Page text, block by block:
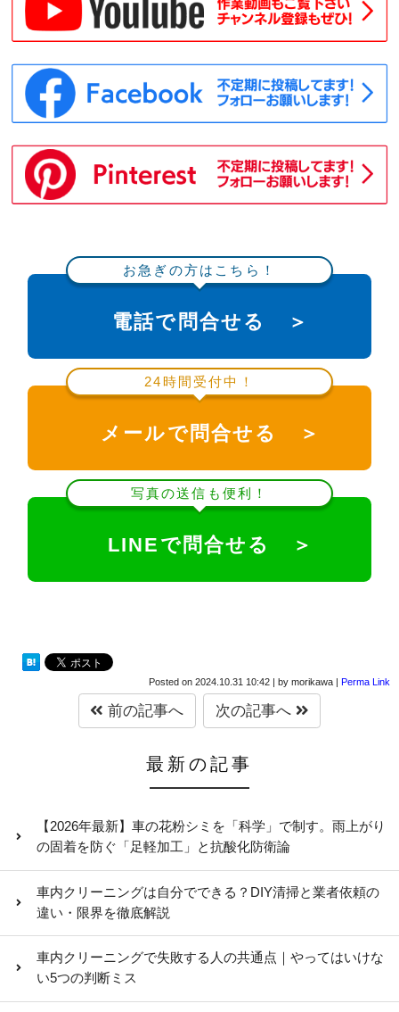
お急ぎの方はこちら！
電話で問合せる ＞
24時間受付中！
メールで問合せる ＞
写真の送信も便利！
LINEで問合せる ＞
Posted on 2024.10.31 10:42 by morikawa Perma Link
前の記事へ 次の記事へ
最新の記事
【2026年最新】車の花粉シミを「科学」で制す。雨上がり
の固着を防ぐ「足軽加工」と抗酸化防衛論
車内クリーニングは自分でできる？DIY清掃と業者依頼の
違い・限界を徹底解説
車内クリーニングで失敗する人の共通点｜やってはいけな
い5つの判断ミス